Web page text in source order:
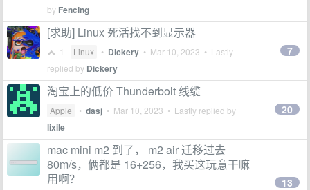
by Fencing
[求助] Linux 死活找不到显示器
1 Linux • Dickery • Mar 10, 2023 • Lastly
replied by Dickery
7
淘宝上的低价 Thunderbolt 线缆
Apple • dasj • Mar 10, 2023 • Lastly replied by
lixile
20
mac mini m2 到了， m2 air 迁移过去
80m/s，俩都是 16+256，我买这玩意干嘛
用啊？
13